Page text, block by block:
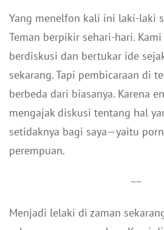
Yang menelfon kali ini laki-laki
Teman berpikir sehari-hari.
berdiskusi dan bertukar ide
sekarang. Tapi pembicaraan di
berbeda dari biasanya. Karena
mengajak diskusi tentang hal
setidaknya bagi saya—yaitu
perempuan.
~~
Menjadi lelaki di zaman